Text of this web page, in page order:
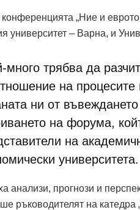
конференцията „Ние и
университет – Варна, и
много трябва да
на процесите
ни от
на форума,
на
университета.
анализи, прогнози и
ръководителят на